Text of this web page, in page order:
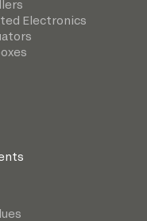
Electronics